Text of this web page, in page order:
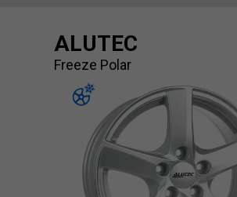
ALUTEC
Freeze Polar